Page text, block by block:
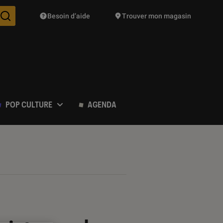
Des suggestions de produits vont vous être proposées
Besoin d’aide Trouver mon magasin
POP CULTURE AGENDA